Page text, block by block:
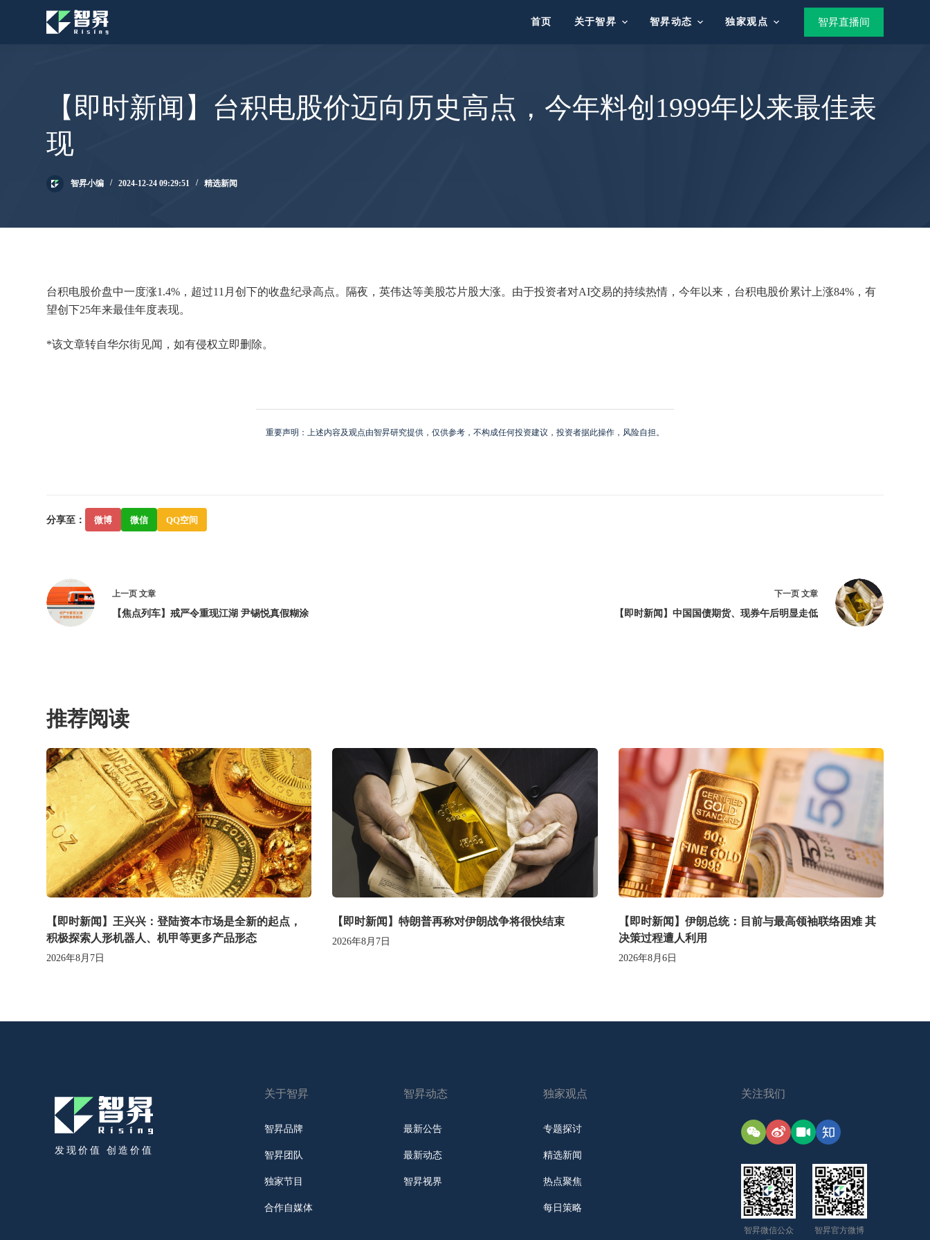
首页 关于智昇 智昇动态 独家观点 智昇直播间
【即时新闻】台积电股价迈向历史高点，今年料创1999年以来最佳表
现
智昇小编 2024-12-24 09:29:51 精选新闻
台积电股价盘中一度涨1.4%，超过11月创下的收盘纪录高点。隔夜，英伟达等美股芯片股大涨。由于投资者对AI交易的持续热情，今年以来，台积电股价累计上涨84%，有
望创下25年来最佳年度表现。
*该文章转自华尔街见闻，如有侵权立即删除。
重要声明：上述内容及观点由智昇研究提供，仅供参考，不构成任何投资建议，投资者据此操作，风险自担。
分享至： 微博 微信 QQ空间
上一页文章
【焦点列车】戒严令重现江湖 尹锡悦真假糊涂
下一页 文章
【即时新闻】中国国债期货、现券午后明显走低
推荐阅读
【即时新闻】王兴兴：登陆资本市场是全新的起点，
积极探索人形机器人、机甲等更多产品形态
2026年8月7日
【即时新闻】特朗普再称对伊朗战争将很快结束
2026年8月7日
【即时新闻】伊朗总统：目前与最高领袖联络困难 其
决策过程遭人利用
2026年8月6日
发现价值 创造价值
关于智昇
智昇品牌
智昇团队
独家节目
合作自媒体
智昇动态
最新公告
最新动态
智昇视界
独家观点
专题探讨
精选新闻
热点聚焦
每日策略
关注我们
智昇微信公众
智昇官方微博